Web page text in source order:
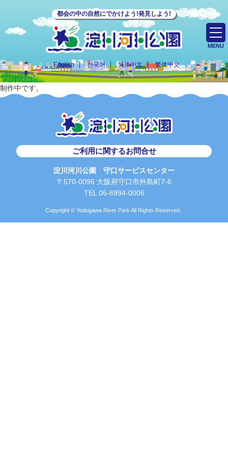
都会の中の自然にでかけよう!発見しよう!
English 한국어 简体中文 繁体中文
MENU
制作中です。
ご利用に関するお問合せ
淀川河川公園 守口サービスセンター
〒570-0096 大阪府守口市外島町7-6
TEL 06-6994-0006
Copyright © Yodogawa River Park All Rights Reserved..